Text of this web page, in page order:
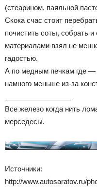
(стеарином, паяльной
Скока счас стоит
почистить соты, собрать
материалами взял не
гадостью.
А по медным печкам где —
намного меньше из-за
Все железо когда нить
мерседесы.
Источники:
http://www.autosaratov.ru/